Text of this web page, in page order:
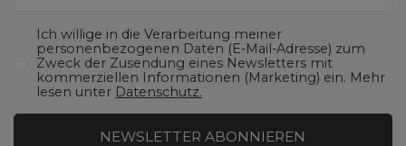
Ich willige in die Verarbeitung meiner
personenbezogenen Daten (E-Mail-Adresse) zum
Zweck der Zusendung eines Newsletters mit
kommerziellen Informationen (Marketing) ein. Mehr
lesen unter Datenschutz.
NEWSLETTER ABONNIEREN